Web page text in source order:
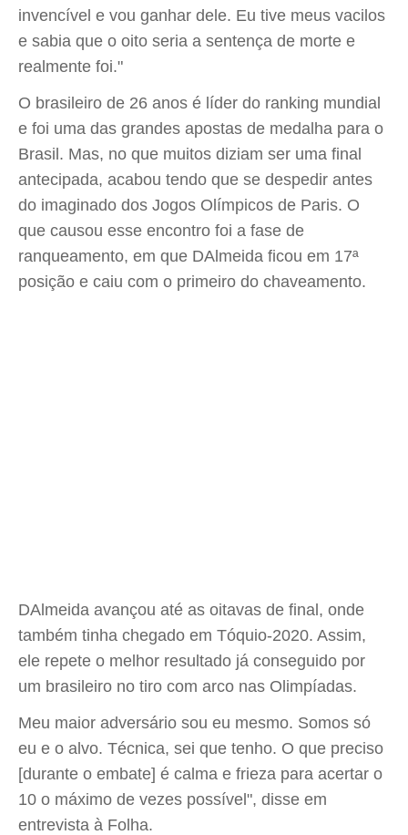
invencível e vou ganhar dele. Eu tive meus vacilos
e sabia que o oito seria a sentença de morte e
realmente foi."
O brasileiro de 26 anos é líder do ranking mundial
e foi uma das grandes apostas de medalha para o
Brasil. Mas, no que muitos diziam ser uma final
antecipada, acabou tendo que se despedir antes
do imaginado dos Jogos Olímpicos de Paris. O
que causou esse encontro foi a fase de
ranqueamento, em que DAlmeida ficou em 17ª
posição e caiu com o primeiro do chaveamento.
DAlmeida avançou até as oitavas de final, onde
também tinha chegado em Tóquio-2020. Assim,
ele repete o melhor resultado já conseguido por
um brasileiro no tiro com arco nas Olimpíadas.
Meu maior adversário sou eu mesmo. Somos só
eu e o alvo. Técnica, sei que tenho. O que preciso
[durante o embate] é calma e frieza para acertar o
10 o máximo de vezes possível", disse em
entrevista à Folha.